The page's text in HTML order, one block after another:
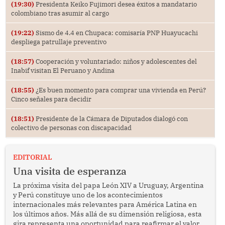
(19:30) Presidenta Keiko Fujimori desea éxitos a mandatario
colombiano tras asumir al cargo
(19:22) Sismo de 4.4 en Chupaca: comisaría PNP Huayucachi
despliega patrullaje preventivo
(18:57) Cooperación y voluntariado: niños y adolescentes del
Inabif visitan El Peruano y Andina
(18:55) ¿Es buen momento para comprar una vivienda en Perú?
Cinco señales para decidir
(18:51) Presidente de la Cámara de Diputados dialogó con
colectivo de personas con discapacidad
EDITORIAL
Una visita de esperanza
La próxima visita del papa León XIV a Uruguay, Argentina
y Perú constituye uno de los acontecimientos
internacionales más relevantes para América Latina en
los últimos años. Más allá de su dimensión religiosa, esta